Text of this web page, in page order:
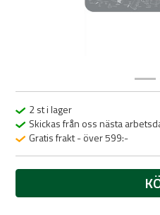
2 st i lager
Skickas från oss nästa
Gratis frakt - över 599:-